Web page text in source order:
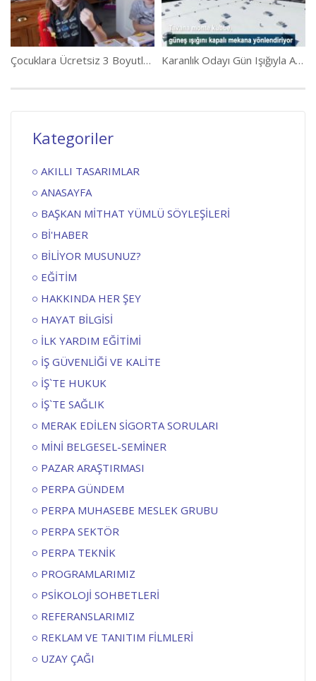
Çocuklara Ücretsiz 3 Boyutlu Baskı Protez Üretiyor Karanlık Odayı Gün Işığıyla Aydınlatan Sistem
Kategoriler
AKILLI TASARIMLAR
ANASAYFA
BAŞKAN MİTHAT YÜMLÜ SÖYLEŞİLERİ
Bİ'HABER
BİLİYOR MUSUNUZ?
EĞİTİM
HAKKINDA HER ŞEY
HAYAT BİLGİSİ
İLK YARDIM EĞİTİMİ
İŞ GÜVENLİĞİ VE KALİTE
İŞ`TE HUKUK
İŞ`TE SAĞLIK
MERAK EDİLEN SİGORTA SORULARI
MİNİ BELGESEL-SEMİNER
PAZAR ARAŞTIRMASI
PERPA GÜNDEM
PERPA MUHASEBE MESLEK GRUBU
PERPA SEKTÖR
PERPA TEKNİK
PROGRAMLARIMIZ
PSİKOLOJİ SOHBETLERİ
REFERANSLARIMIZ
REKLAM VE TANITIM FİLMLERİ
UZAY ÇAĞI